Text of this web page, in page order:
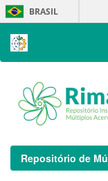
Skip
navigation
BRASIL
Repositório de